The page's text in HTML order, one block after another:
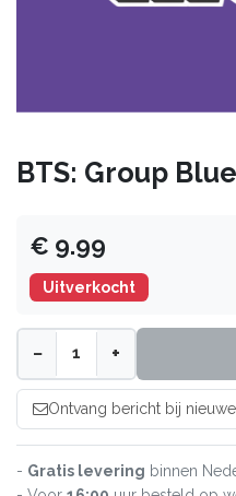
BTS: Group
€ 9.99
Uitverkocht
− +
Ontvang bericht bij
- Gratis levering binnen